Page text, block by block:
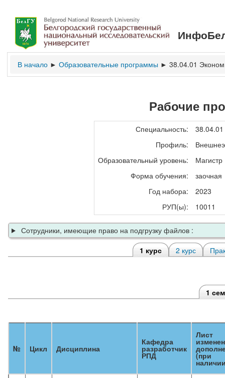
В начало ► Образовательные программы ► 38.04.01
Рабочие
Специальность:
Профиль:
Образовательный уровень:
Магистр
Форма обучения:
заочная
Год набора:
2023
РУП(ы):
10011
Сотрудники, имеющие право на подгрузку файлов :
1 курс
2 курс
1
№ Цикл Дисциплина
Кафедра
разработчик
РПД
Лист
(при